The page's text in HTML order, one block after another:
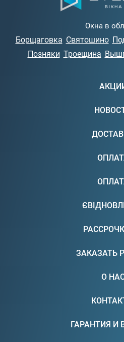
Окна в
Борщаговка Святошино
Позняки Троещина
ЗАКАЗАТЬ
О
ГАРАНТИЯ И